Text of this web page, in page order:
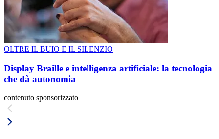
OLTRE IL BUIO E IL SILENZIO
Display Braille e intelligenza artificiale: la tecnologia
che dà autonomia
contenuto sponsorizzato